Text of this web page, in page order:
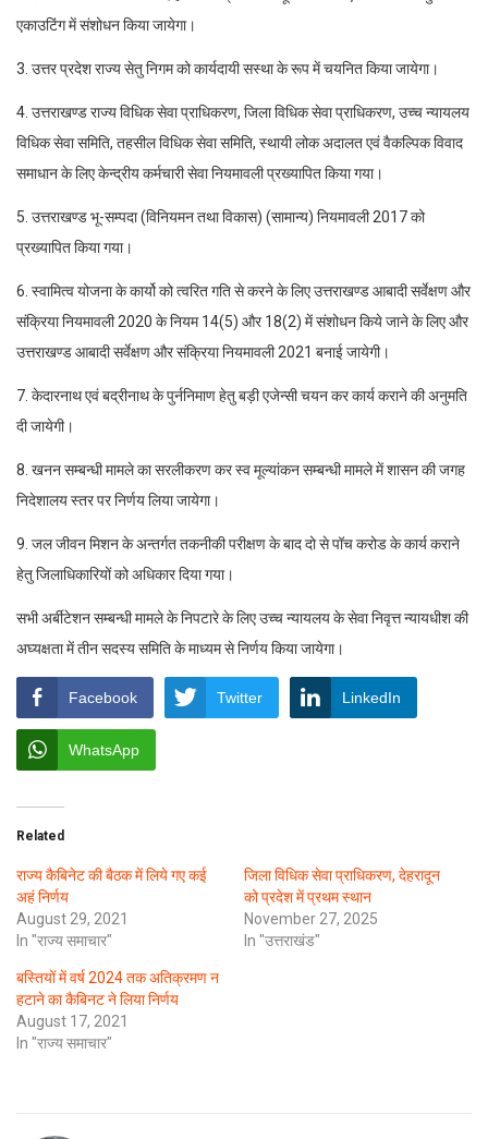
एकाउटिंग में संशोधन किया जायेगा।
3. उत्तर प्रदेश राज्य सेतु निगम को कार्यदायी सस्था के रूप में चयनित किया जायेगा।
4. उत्तराखण्ड राज्य विधिक सेवा प्राधिकरण, जिला विधिक सेवा प्राधिकरण, उच्च न्यायलय
विधिक सेवा समिति, तहसील विधिक सेवा समिति, स्थायी लोक अदालत एवं वैकल्पिक विवाद
समाधान के लिए केन्द्रीय कर्मचारी सेवा नियमावली प्रख्यापित किया गया।
5. उत्तराखण्ड भू-सम्पदा (विनियमन तथा विकास) (सामान्य) नियमावली 2017 को
प्रख्यापित किया गया।
6. स्वामित्व योजना के कार्यो को त्वरित गति से करने के लिए उत्तराखण्ड आबादी सर्वेक्षण और
संक्रिया नियमावली 2020 के नियम 14(5) और 18(2) में संशोधन किये जाने के लिए और
उत्तराखण्ड आबादी सर्वेक्षण और संक्रिया नियमावली 2021 बनाई जायेगी।
7. केदारनाथ एवं बद्रीनाथ के पुर्ननिमाण हेतु बड़ी एजेन्सी चयन कर कार्य कराने की अनुमति
दी जायेगी।
8. खनन सम्बन्धी मामले का सरलीकरण कर स्व मूल्यांकन सम्बन्धी मामले में शासन की जगह
निदेशालय स्तर पर निर्णय लिया जायेगा।
9. जल जीवन मिशन के अन्तर्गत तकनीकी परीक्षण के बाद दो से पॉच करोड के कार्य कराने
हेतु जिलाधिकारियों को अधिकार दिया गया।
सभी अर्बीटेशन सम्बन्धी मामले के निपटारे के लिए उच्च न्यायलय के सेवा निवृत्त न्यायधीश की
अघ्यक्षता में तीन सदस्य समिति के माध्यम से निर्णय किया जायेगा।
Facebook Twitter LinkedIn
WhatsApp
Related
राज्य कैबिनेट की बैठक में लिये गए कई
अहं निर्णय
August 29, 2021
In "राज्य समाचार"
जिला विधिक सेवा प्राधिकरण, देहरादून
को प्रदेश में प्रथम स्थान
November 27, 2025
In "उत्तराखंड"
बस्तियों में वर्ष 2024 तक अतिक्रमण न
हटाने का कैबिनट ने लिया निर्णय
August 17, 2021
In "राज्य समाचार"